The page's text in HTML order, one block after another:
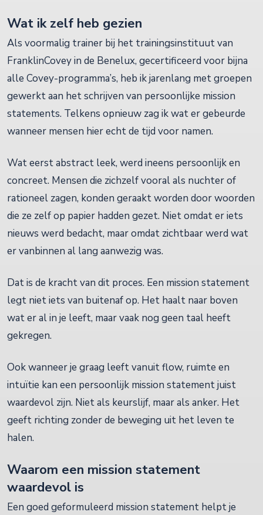
Wat ik zelf heb gezien
Als voormalig trainer bij het trainingsinstituut van
FranklinCovey in de Benelux, gecertificeerd voor bijna
alle Covey-programma’s, heb ik jarenlang met groepen
gewerkt aan het schrijven van persoonlijke mission
statements. Telkens opnieuw zag ik wat er gebeurde
wanneer mensen hier echt de tijd voor namen.
Wat eerst abstract leek, werd ineens persoonlijk en
concreet. Mensen die zichzelf vooral als nuchter of
rationeel zagen, konden geraakt worden door woorden
die ze zelf op papier hadden gezet. Niet omdat er iets
nieuws werd bedacht, maar omdat zichtbaar werd wat
er vanbinnen al lang aanwezig was.
Dat is de kracht van dit proces. Een mission statement
legt niet iets van buitenaf op. Het haalt naar boven
wat er al in je leeft, maar vaak nog geen taal heeft
gekregen.
Ook wanneer je graag leeft vanuit flow, ruimte en
intuïtie kan een persoonlijk mission statement juist
waardevol zijn. Niet als keurslijf, maar als anker. Het
geeft richting zonder de beweging uit het leven te
halen.
Waarom een mission statement
waardevol is
Een goed geformuleerd mission statement helpt je